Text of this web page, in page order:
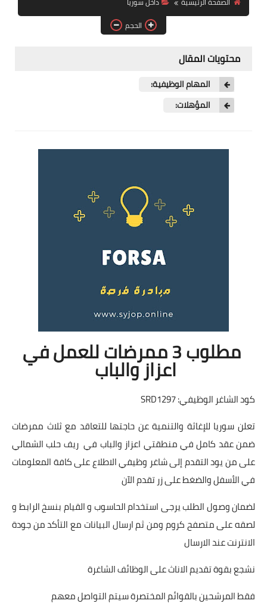
فرص عمل في العراق
فرص عمل في اليمن
الحجم
محتويات المقال
المهام الوظيفية:
المؤهلات:
مطلوب 3 ممرضات للعمل في
اعزاز والباب
كود الشاغر الوظيفي: SRD1297
تعلن سوريا للإغاثة والتنمية عن حاجتها للتعاقد مع ثلاث ممرضات
ضمن عقد كامل في منطقتي اعزاز والباب في ريف حلب الشمالي
على من يود التقدم إلى شاغر وظيفي الاطلاع على كافة المعلومات
في الأسفل والضغط على زر تقدم الآن
لضمان وصول الطلب يرجى استخدام الحاسوب و القيام بنسخ الرابط و
لصقه على متصفح كروم ومن ثم ارسال البيانات مع التأكد من جودة
الانترنت عند الارسال
نشجع بقوة تقديم الاناث على الوظائف الشاغرة
فقط المرشحين بالقوائم المختصرة سيتم التواصل معهم